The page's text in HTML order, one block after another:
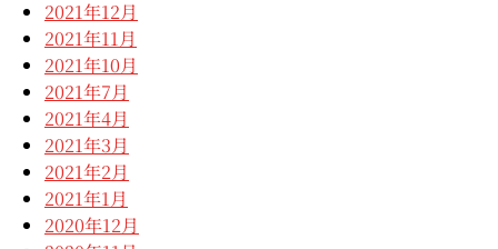
2021年12月
2021年11月
2021年10月
2021年7月
2021年4月
2021年3月
2021年2月
2021年1月
2020年12月